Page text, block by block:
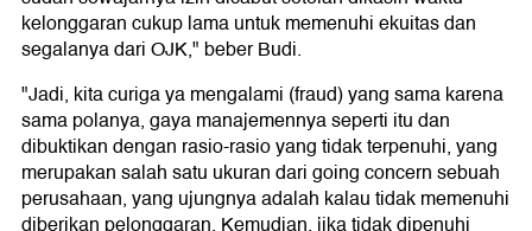
kelonggaran cukup lama untuk memenuhi ekuitas dan
segalanya dari OJK," beber Budi.
"Jadi, kita curiga ya mengalami (fraud) yang sama karena
sama polanya, gaya manajemennya seperti itu dan
dibuktikan dengan rasio-rasio yang tidak terpenuhi, yang
merupakan salah satu ukuran dari going concern sebuah
perusahaan, yang ujungnya adalah kalau tidak memenuhi